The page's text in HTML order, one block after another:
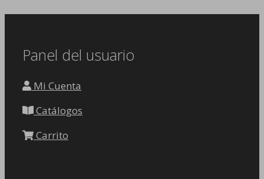
Panel del usuario
Mi Cuenta
Catálogos
Carrito